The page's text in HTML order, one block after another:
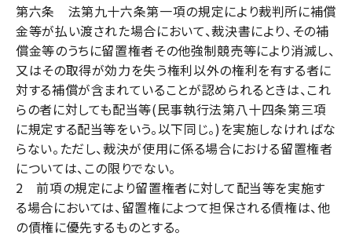
第六条 法第九十六条第一項の規定により裁判所に補償
金等が払い渡された場合において、裁決書により、その補
償金等のうちに留置権者その他強制競売等により消滅し、
又はその取得が効力を失う権利以外の権利を有する者に
対する補償が含まれていることが認められるときは、これ
らの者に対しても配当等(民事執行法第八十四条第三項
に規定する配当等をいう。以下同じ。)を実施しなければな
らない。ただし、裁決が使用に係る場合における留置権者
については、この限りでない。
2 前項の規定により留置権者に対して配当等を実施す
る場合においては、留置権によつて担保される債権は、他
の債権に優先するものとする。